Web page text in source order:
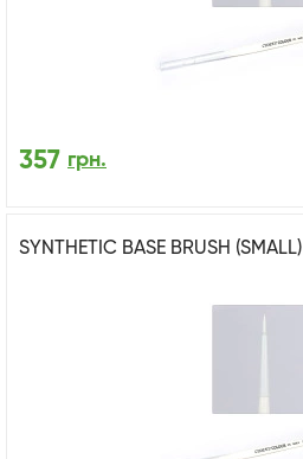
357 грн.
SYNTHETIC BASE BRUSH (SMALL)